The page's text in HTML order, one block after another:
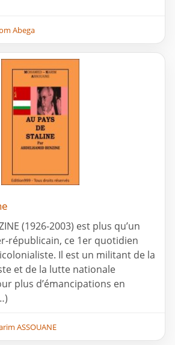
Abega
(1926-2003) est plus qu’un
républicain, ce 1er quotidien
Il est un militant de la
et de la lutte nationale
plus d’émancipations en
ASSOUANE